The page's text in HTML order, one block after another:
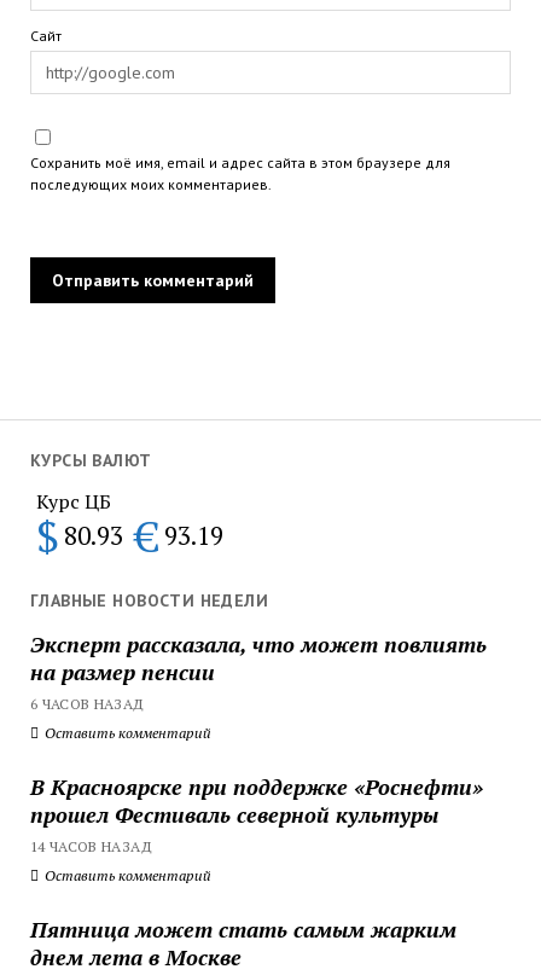
КУРСЫ ВАЛЮТ
Курс ЦБ
$ 80.93 € 93.19
ГЛАВНЫЕ НОВОСТИ НЕДЕЛИ
Эксперт рассказала, что может повлиять
на размер пенсии
6 ЧАСОВ НАЗАД
Оставить комментарий
В Красноярске при поддержке «Роснефти»
прошел Фестиваль северной культуры
14 ЧАСОВ НАЗАД
Оставить комментарий
Пятница может стать самым жарким
днем лета в Москве
Сайт
Сохранить моё имя, email и адрес сайта в этом браузере для
последующих моих комментариев.